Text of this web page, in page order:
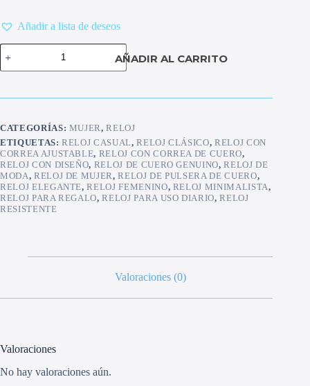
Añadir a lista de deseos
Reloj
de
mujer
cantidad
AÑADIR AL CARRITO
CATEGORÍAS: MUJER,RELOJ
ETIQUETAS:RELOJ CASUAL,RELOJ CLÁSICO,RELOJ CON
CORREA AJUSTABLE, RELOJ CON CORREA DE CUERO,
RELOJ CON DISEÑO, RELOJ DE CUERO GENUINO,RELOJ DE
MODA, RELOJ DE MUJER,RELOJ DE PULSERA DE CUERO,
RELOJ ELEGANTE,RELOJ FEMENINO, RELOJ MINIMALISTA,
RELOJ PARA REGALO,RELOJ PARA USO DIARIO,RELOJ
RESISTENTE
Valoraciones (0)
Valoraciones
No hay valoraciones aún.